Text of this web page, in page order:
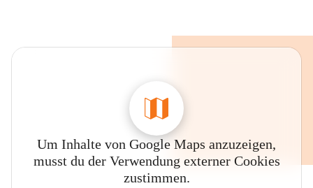
Um Inhalte von Google Maps anzuzeigen,
musst du der Verwendung externer Cookies
zustimmen.